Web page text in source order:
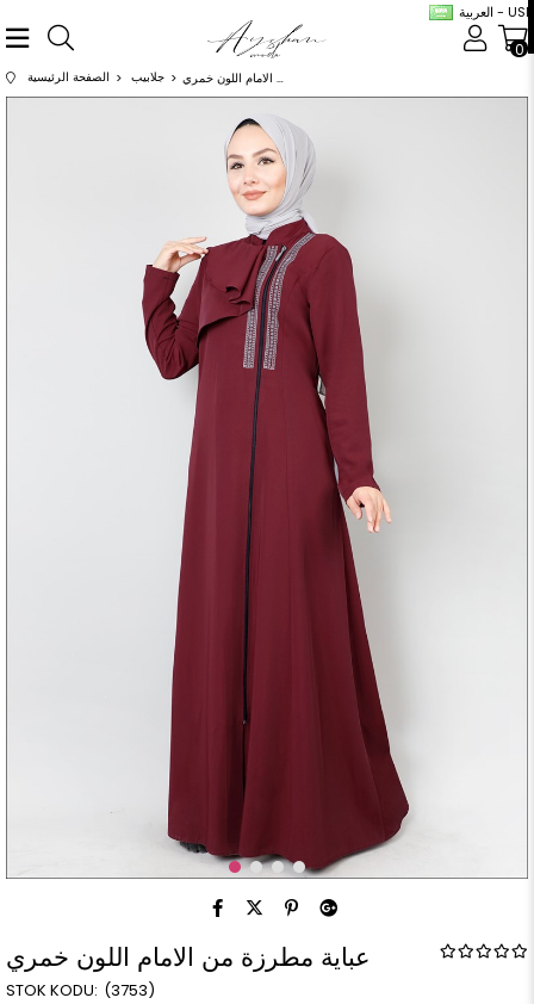
العربية - USD
0
الصفحة الرئيسية جلابيب عباية مطرزة من الامام اللون خمري
عباية مطرزة من الامام اللون خمري
(3753)